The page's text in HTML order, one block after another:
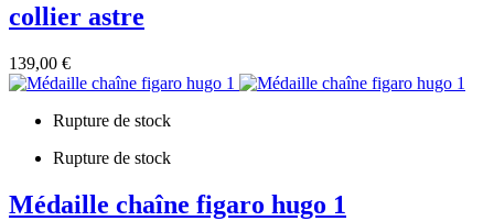
collier astre
139,00 €
Rupture de stock
Rupture de stock
Médaille chaîne figaro hugo 1